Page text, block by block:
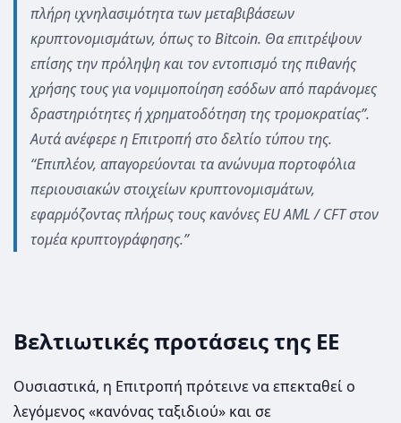
πλήρη ιχνηλασιμότητα των μεταβιβάσεων
κρυπτονομισμάτων, όπως το Bitcoin. Θα επιτρέψουν
επίσης την πρόληψη και τον εντοπισμό της πιθανής
χρήσης τους για νομιμοποίηση εσόδων από παράνομες
δραστηριότητες ή χρηματοδότηση της τρομοκρατίας”.
Αυτά ανέφερε η Επιτροπή στο δελτίο τύπου της.
“Επιπλέον, απαγορεύονται τα ανώνυμα πορτοφόλια
περιουσιακών στοιχείων κρυπτονομισμάτων,
εφαρμόζοντας πλήρως τους κανόνες EU AML / CFT στον
τομέα κρυπτογράφησης.”
Βελτιωτικές προτάσεις της ΕΕ
Ουσιαστικά, η Επιτροπή πρότεινε να επεκταθεί ο
λεγόμενος «κανόνας ταξιδιού» και σε